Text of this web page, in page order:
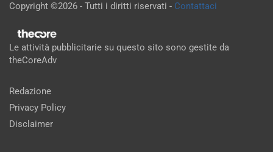
Copyright ©2026 - Tutti i diritti riservati - Contattaci
Le attività pubblicitarie su questo sito sono gestite da
theCoreAdv
Redazione
Privacy Policy
Disclaimer